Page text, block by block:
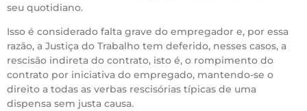
seu quotidiano.
Isso é considerado falta grave do empregador e, por essa
razão, a Justiça do Trabalho tem deferido, nesses casos, a
rescisão indireta do contrato, isto é, o rompimento do
contrato por iniciativa do empregado, mantendo-se o
direito a todas as verbas rescisórias típicas de uma
dispensa sem justa causa.